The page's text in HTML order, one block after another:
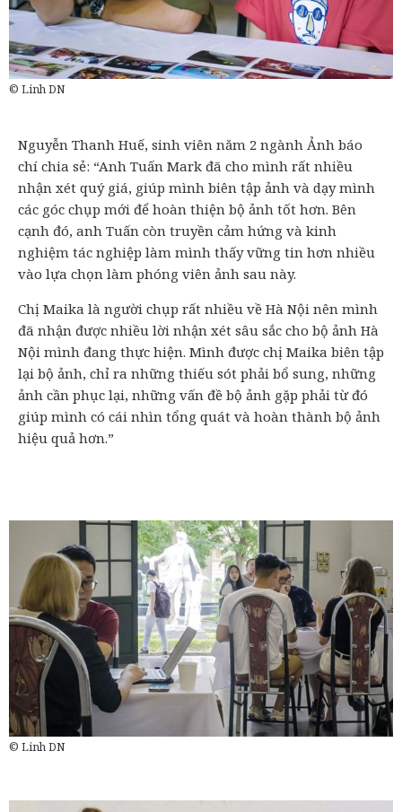
© Linh DN
Nguyễn Thanh Huế, sinh viên năm 2 ngành Ảnh báo
chí chia sẻ: “Anh Tuấn Mark đã cho mình rất nhiều
nhận xét quý giá, giúp mình biên tập ảnh và dạy mình
các góc chụp mới để hoàn thiện bộ ảnh tốt hơn. Bên
cạnh đó, anh Tuấn còn truyền cảm hứng và kinh
nghiệm tác nghiệp làm mình thấy vững tin hơn nhiều
vào lựa chọn làm phóng viên ảnh sau này.
Chị Maika là người chụp rất nhiều về Hà Nội nên mình
đã nhận được nhiều lời nhận xét sâu sắc cho bộ ảnh Hà
Nội mình đang thực hiện. Mình được chị Maika biên tập
lại bộ ảnh, chỉ ra những thiếu sót phải bổ sung, những
ảnh cần phục lại, những vấn đề bộ ảnh gặp phải từ đó
giúp mình có cái nhìn tổng quát và hoàn thành bộ ảnh
hiệu quả hơn.”
© Linh DN